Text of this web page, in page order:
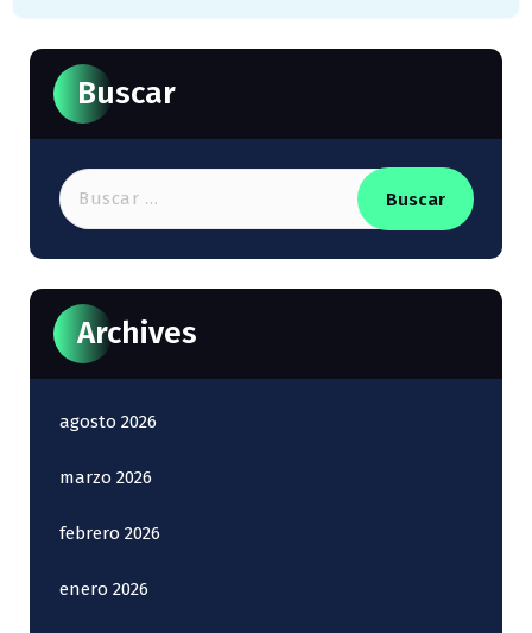
Buscar
Buscar:
Archives
agosto 2026
marzo 2026
febrero 2026
enero 2026